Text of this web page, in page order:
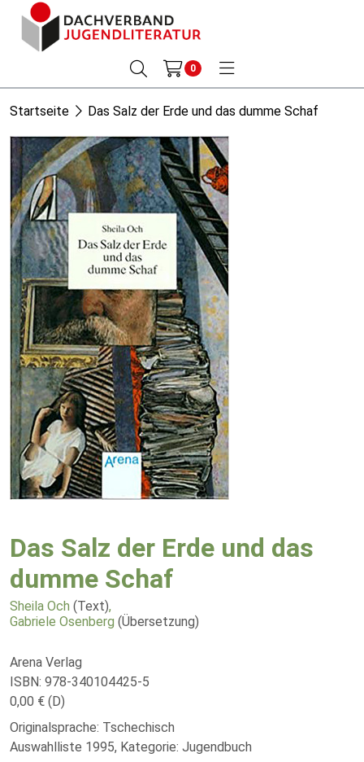
0
Startseite Das Salz der Erde und das dumme Schaf
Das Salz der Erde und das
dumme Schaf
Sheila Och (Text),
Gabriele Osenberg (Übersetzung)
Arena Verlag
ISBN: 978-340104425-5
0,00 € (D)
Originalsprache: Tschechisch
Auswahlliste 1995, Kategorie: Jugendbuch